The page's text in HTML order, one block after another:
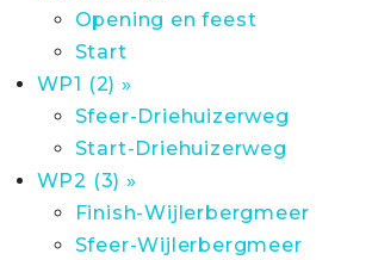
Opening en feest
Start
WP1 (2) »
Sfeer-Driehuizerweg
Start-Driehuizerweg
WP2 (3) »
Finish-Wijlerbergmeer
Sfeer-Wijlerbergmeer